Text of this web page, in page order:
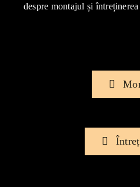
despre montajul și